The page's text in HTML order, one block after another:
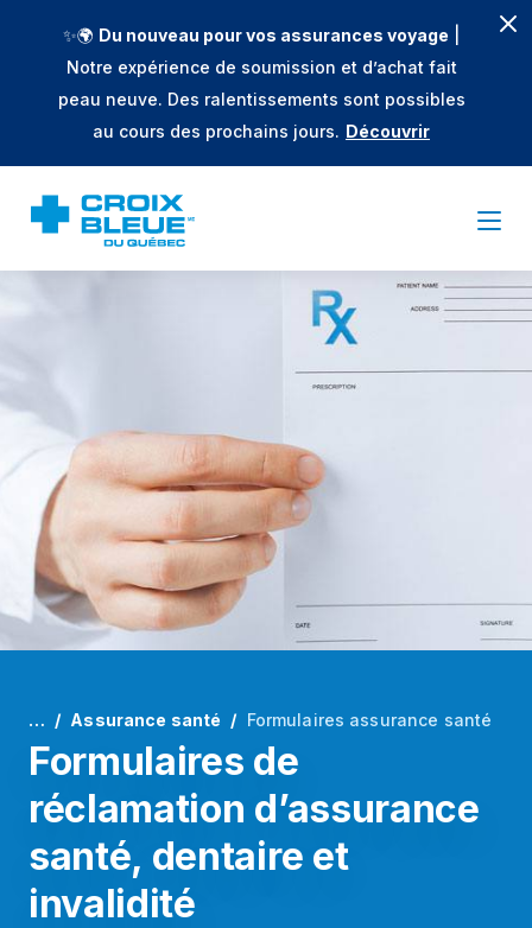
✨🌍 Du nouveau pour vos assurances voyage
Notre expérience de soumission et d’achat fait
peau neuve. Des ralentissements sont possibles
au cours des prochains jours. Découvrir
… Assurance santé Formulaires assurance santé
Formulaires de
réclamation d’assurance
santé, dentaire et
invalidité